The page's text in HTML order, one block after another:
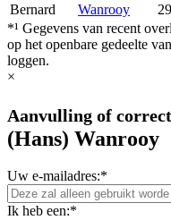
Bernard
Wanrooy
*¹ Gegevens van recent
op het openbare gedeelte
loggen.
×
Aanvulling of
(Hans) Wanrooy
Uw e-mailadres:*
Ik heb een:*